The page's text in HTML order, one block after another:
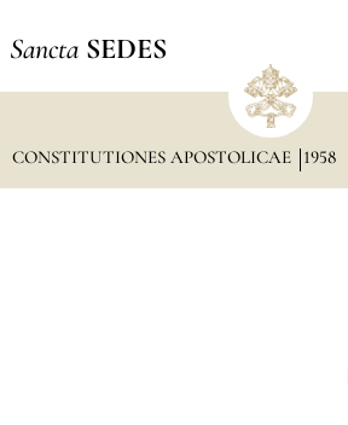
Sancta SEDES
CONSTITUTIONES APOSTOLICAE 1958